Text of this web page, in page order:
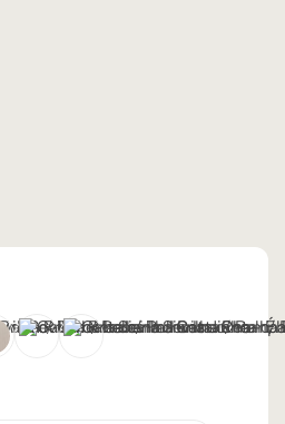
Lâmina Frapê
Lâmina Off-White
Natural